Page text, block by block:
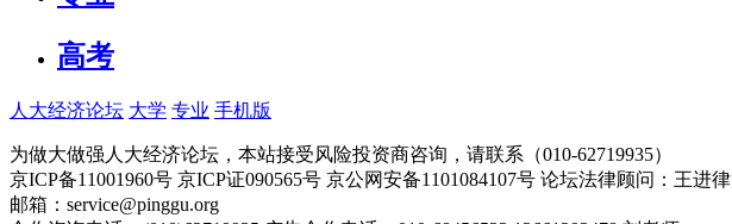
高考
人大经济论坛 大学 专业 手机版
为做大做强人大经济论坛，本站接受风险投资商咨询，请联系（010-62719935）
京ICP备11001960号 京ICP证090565号 京公网安备1101084107号 论坛法律顾问：王进
邮箱：service@pinggu.org